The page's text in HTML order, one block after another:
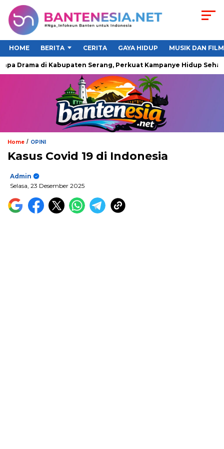
HOME BERITA CERITA GAYA HIDUP MUSIK DAN FILM
Drama di Kabupaten Serang, Perkuat Kampanye Hidup Sehat
Home / OPINI
Kasus Covid 19 di Indonesia
Admin
Selasa, 23 Desember 2025